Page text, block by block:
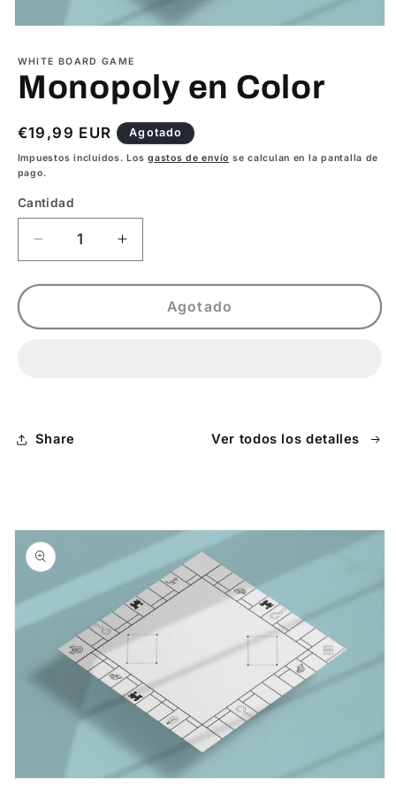
multimedia
en
una
modal
WHITE BOARD GAME
Monopoly en Color
Precio
habitual
€19,99 EUR Agotado
Impuestos incluidos. Losgastos de envío se calculan en la pantalla de
pago.
Cantidad
Reducir
cantidad
para
en
Aumentar
cantidad
para
Monopoly
en
Agotado
Share Ver todos los detalles
directamente
a la
información
del producto